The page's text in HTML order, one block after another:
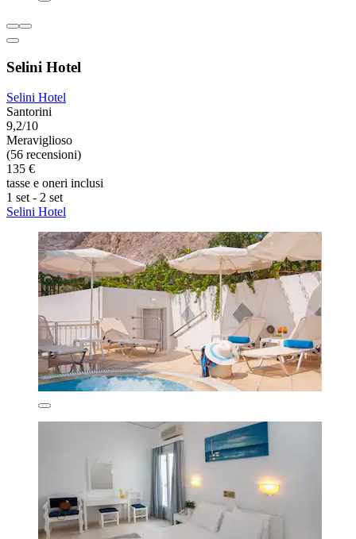
Selini Hotel
Selini Hotel
Santorini
9,2/10
Meraviglioso
(56 recensioni)
135 €
tasse e oneri inclusi
1 set - 2 set
Selini Hotel